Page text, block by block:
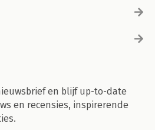
en blijf up-to-date
en recensies, inspirerende